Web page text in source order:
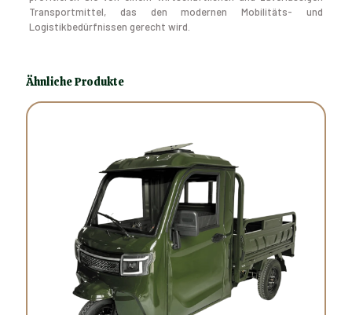
Transportmittel, das den modernen Mobilitäts- und
Logistikbedürfnissen gerecht wird.
Ähnliche Produkte